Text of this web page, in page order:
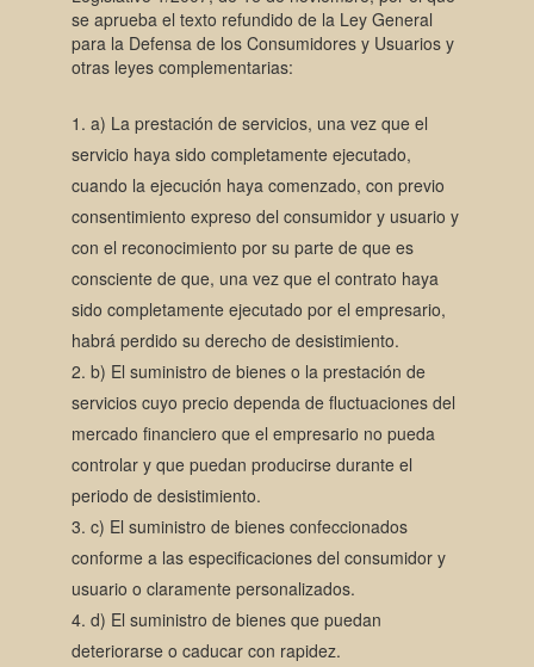
se aprueba el texto refundido de la Ley General
para la Defensa de los Consumidores y Usuarios y
otras leyes complementarias:
a) La prestación de servicios, una vez que el
servicio haya sido completamente ejecutado,
cuando la ejecución haya comenzado, con previo
consentimiento expreso del consumidor y usuario y
con el reconocimiento por su parte de que es
consciente de que, una vez que el contrato haya
sido completamente ejecutado por el empresario,
habrá perdido su derecho de desistimiento.
b) El suministro de bienes o la prestación de
servicios cuyo precio dependa de fluctuaciones del
mercado financiero que el empresario no pueda
controlar y que puedan producirse durante el
periodo de desistimiento.
c) El suministro de bienes confeccionados
conforme a las especificaciones del consumidor y
usuario o claramente personalizados.
d) El suministro de bienes que puedan
deteriorarse o caducar con rapidez.